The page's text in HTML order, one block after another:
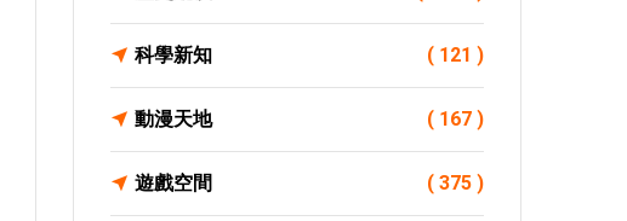
科學新知 ( 121 )
動漫天地 ( 167 )
遊戲空間 ( 375 )